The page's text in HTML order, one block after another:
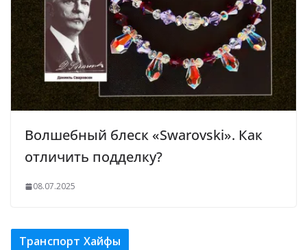
Волшебный блеск «Swarovski». Как
отличить подделку?
08.07.2025
Транспорт Хайфы